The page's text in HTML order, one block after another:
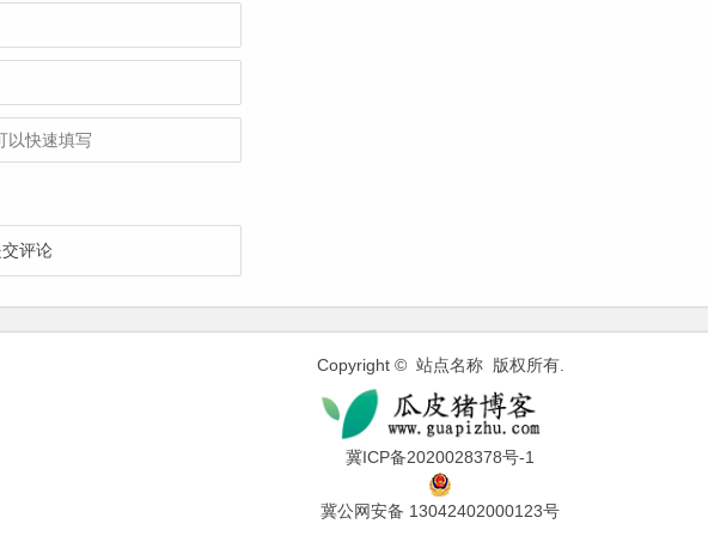
Copyright © 站点名称 版权所有.
冀ICP备2020028378号-1
冀公网安备 13042402000123号